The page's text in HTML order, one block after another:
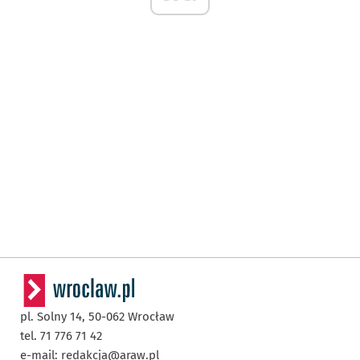
pl. Solny 14, 50-062 Wrocław
tel. 71 776 71 42
e-mail: redakcja@araw.pl